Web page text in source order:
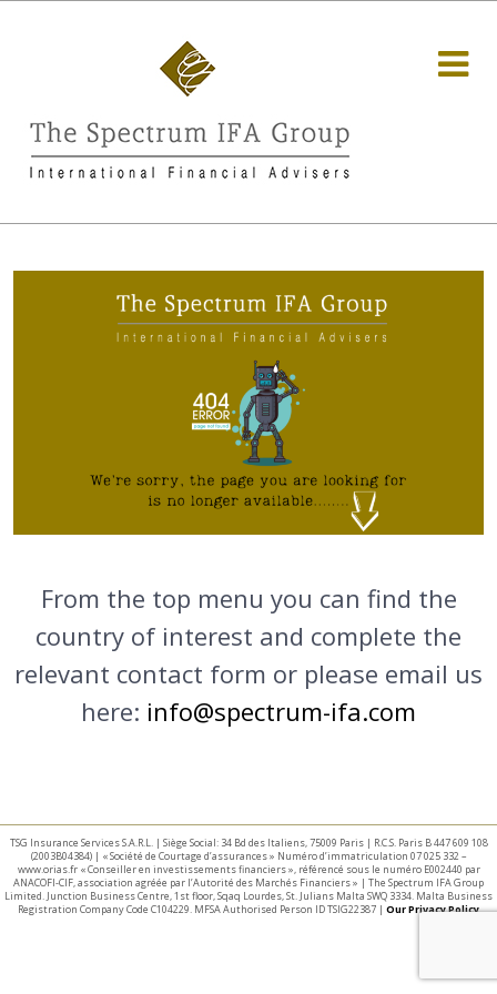
From the top menu you can find the
country of interest and complete the
relevant contact form or please email us
here: info@spectrum-ifa.com
TSG Insurance Services S.A.R.L. | Siège Social: 34 Bd des Italiens, 75009 Paris | R.C.S. Paris B 447 609 108
(2003B04384) | « Société de Courtage d’assurances » Numéro d’immatriculation 07 025 332 –
www.orias.fr « Conseiller en investissements financiers », référencé sous le numéro E002440 par
ANACOFI-CIF, association agréée par l’Autorité des Marchés Financiers » | The Spectrum IFA Group
Limited. Junction Business Centre, 1st floor, Sqaq Lourdes, St. Julians Malta SWQ 3334. Malta Business
Registration Company Code C104229. MFSA Authorised Person ID TSIG22387 | Our Privacy Policy